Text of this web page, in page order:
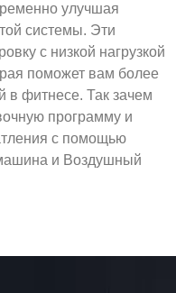
улучшая
системы. Эти
с низкой нагрузкой
поможет вам более
в фитнесе. Так зачем
программу и
с помощью
и Воздушный